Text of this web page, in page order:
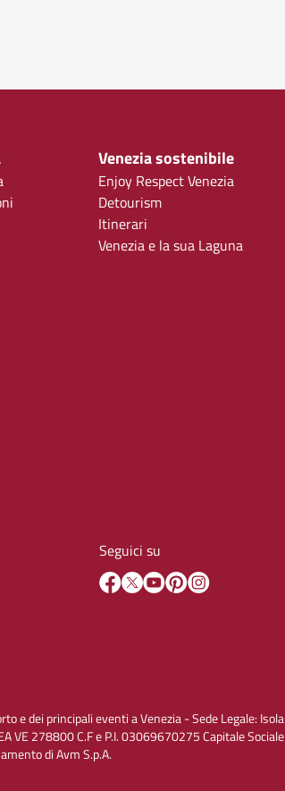
Venezia sostenibile
Enjoy Respect Venezia
Detourism
Itinerari
Venezia e la sua Laguna
Seguici su
e dei principali eventi a Venezia - Sede Legale:
278800 C.F e P.I. 03069670275 Capitale
di Avm S.p.A.